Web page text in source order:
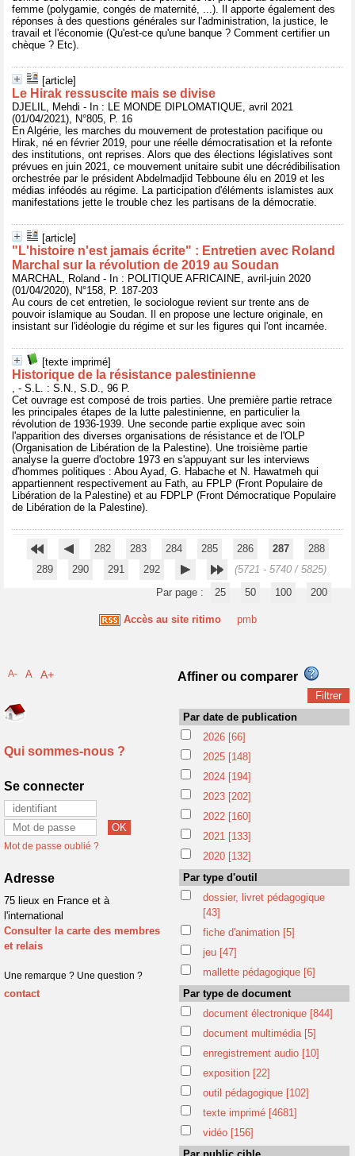
femme (polygamie, congés de maternité, ...). Il apporte également des
réponses à des questions générales sur l'administration, la justice, le
travail et l'économie (Qu'est-ce qu'une banque ? Comment certifier un
chèque ? Etc).
[article]
Le Hirak ressuscite mais se divise
DJELIL, Mehdi - In : LE MONDE DIPLOMATIQUE, avril 2021
(01/04/2021), N°805, P. 16
En Algérie, les marches du mouvement de protestation pacifique ou
Hirak, né en février 2019, pour une réelle démocratisation et la refonte
des institutions, ont reprises. Alors que des élections législatives sont
prévues en juin 2021, ce mouvement unitaire subit une décrédibilisation
orchestrée par le président Abdelmadjid Tebboune élu en 2019 et les
médias inféodés au régime. La participation d'éléments islamistes aux
manifestations jette le trouble chez les partisans de la démocratie.
[article]
"L'histoire n'est jamais écrite" : Entretien avec Roland
Marchal sur la révolution de 2019 au Soudan
MARCHAL, Roland - In : POLITIQUE AFRICAINE, avril-juin 2020
(01/04/2020), N°158, P. 187-203
Au cours de cet entretien, le sociologue revient sur trente ans de
pouvoir islamique au Soudan. Il en propose une lecture originale, en
insistant sur l'idéologie du régime et sur les figures qui l'ont incarnée.
[texte imprimé]
Historique de la résistance palestinienne
, - S.L. : S.N., S.D., 96 P.
Cet ouvrage est composé de trois parties. Une première partie retrace
les principales étapes de la lutte palestinienne, en particulier la
révolution de 1936-1939. Une seconde partie explique avec soin
l'apparition des diverses organisations de résistance et de l'OLP
(Organisation de Libération de la Palestine). Une troisième partie
analyse la guerre d'octobre 1973 en s'appuyant sur les interviews
d'hommes politiques : Abou Ayad, G. Habache et N. Hawatmeh qui
appartiennent respectivement au Fath, au FPLP (Front Populaire de
Libération de la Palestine) et au FDPLP (Front Démocratique Populaire
de Libération de la Palestine).
282 283 284 285 286 287
288
289
290 291 292
(5721 - 5740 / 5825)
Par page :
25 50 100 200
Accès au site ritimo pmb
A- A A+
Qui sommes-nous ?
Se connecter
Mot de passe oublié ?
Adresse
75 lieux en France et à
l'international
Consulter la carte des membres
et relais
Une remarque ? Une question ?
contact
Affiner ou comparer
Par date de publication
2026 [66]
2025 [148]
2024 [194]
2023 [202]
2022 [160]
2021 [133]
2020 [132]
Par type d'outil
dossier, livret pédagogique
[43]
fiche d'animation [5]
jeu [47]
mallette pédagogique [6]
Par type de document
document électronique [844]
document multimédia [5]
enregistrement audio [10]
exposition [22]
outil pédagogique [102]
texte imprimé [4681]
vidéo [156]